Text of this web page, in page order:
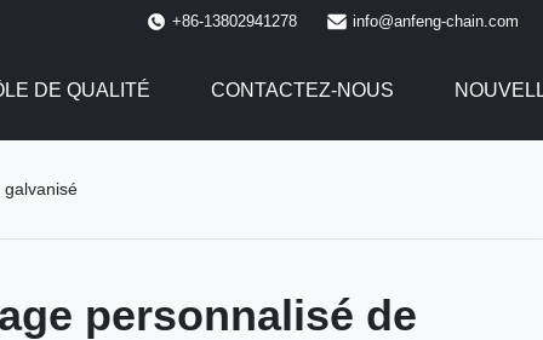
+86-13802941278 info@anfeng-chain.com
DE QUALITÉ CONTACTEZ-NOUS
personnalisé de